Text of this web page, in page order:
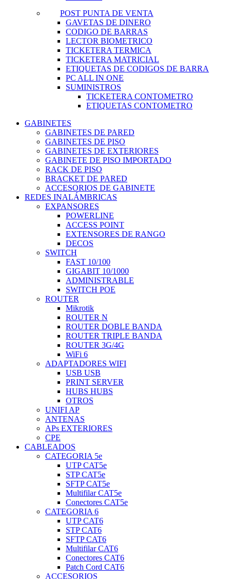
POST PUNTA DE VENTA
GAVETAS DE DINERO
CODIGO DE BARRAS
LECTOR BIOMETRICO
TICKETERA TERMICA
TICKETERA MATRICIAL
ETIQUETAS DE CODIGOS DE BARRA
PC ALL IN ONE
SUMINISTROS
TICKETERA CONTOMETRO
ETIQUETAS CONTOMETRO
GABINETES
GABINETES DE PARED
GABINETES DE PISO
GABINETES DE EXTERIORES
GABINETE DE PISO IMPORTADO
RACK DE PISO
BRACKET DE PARED
ACCESORIOS DE GABINETE
REDES INALÁMBRICAS
EXPANSORES
POWERLINE
ACCESS POINT
EXTENSORES DE RANGO
DECOS
SWITCH
FAST 10/100
GIGABIT 10/1000
ADMINISTRABLE
SWITCH POE
ROUTER
Mikrotik
ROUTER N
ROUTER DOBLE BANDA
ROUTER TRIPLE BANDA
ROUTER 3G/4G
WiFi 6
ADAPTADORES WIFI
USB USB
PRINT SERVER
HUBS HUBS
OTROS
UNIFI AP
ANTENAS
APs EXTERIORES
CPE
CABLEADOS
CATEGORIA 5e
UTP CAT5e
STP CAT5e
SFTP CAT5e
Multifilar CAT5e
Conectores CAT5e
CATEGORIA 6
UTP CAT6
STP CAT6
SFTP CAT6
Multifilar CAT6
Conectores CAT6
Patch Cord CAT6
ACCESORIOS